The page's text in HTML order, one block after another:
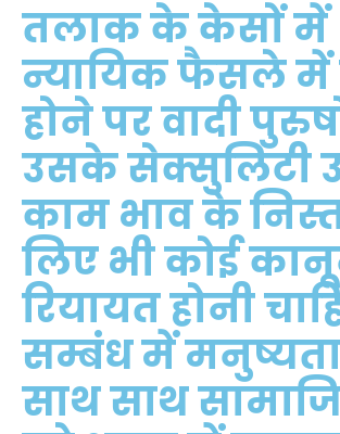
तलाक के केसों में
न्यायिक फैसले में
होने पर वादी
उसके सेक्सुलिटी
काम भाव के
लिए भी कोई
रियायत होनी
सम्बंध में
साथ साथ